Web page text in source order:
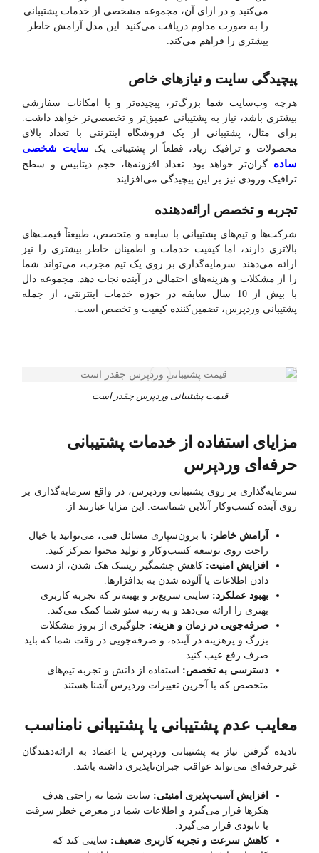
می‌کنید و در ازای آن، مجموعه مشخصی از خدمات پشتیبانی
را به صورت مداوم دریافت می‌کنید. این مدل آرامش خاطر
بیشتری را فراهم می‌کند.
پیچیدگی سایت و نیازهای خاص
هرچه وب‌سایت شما بزرگ‌تر، پیچیده‌تر و با امکانات سفارشی
بیشتری باشد، نیاز به پشتیبانی عمیق‌تر و تخصصی‌تر خواهد داشت.
برای مثال، پشتیبانی از یک فروشگاه اینترنتی با تعداد بالای
محصولات و ترافیک زیاد، قطعاً از پشتیبانی یک سایت شخصی
ساده گران‌تر خواهد بود. تعداد افزونه‌ها، حجم دیتابیس و سطح
ترافیک ورودی نیز بر این پیچیدگی می‌افزایند.
تجربه و تخصص ارائه‌دهنده
شرکت‌ها و تیم‌های پشتیبانی با سابقه و متخصص، طبیعتاً قیمت‌های
بالاتری دارند، اما کیفیت خدمات و اطمینان خاطر بیشتری را نیز
ارائه می‌دهند. سرمایه‌گذاری بر روی یک تیم مجرب، می‌تواند شما
را از مشکلات و هزینه‌های احتمالی در آینده نجات دهد. مجموعه دال
با بیش از 10 سال سابقه در حوزه خدمات اینترنتی، از جمله
پشتیبانی وردپرس، تضمین‌کننده کیفیت و تخصص است.
قیمت پشتیبانی وردپرس چقدر است
مزایای استفاده از خدمات پشتیبانی
حرفه‌ای وردپرس
سرمایه‌گذاری بر روی پشتیبانی وردپرس، در واقع سرمایه‌گذاری بر
روی آینده کسب‌وکار آنلاین شماست. این مزایا عبارتند از:
آرامش خاطر: با برون‌سپاری مسائل فنی، می‌توانید با خیال
راحت روی توسعه کسب‌وکار و تولید محتوا تمرکز کنید.
افزایش امنیت: کاهش چشمگیر ریسک هک شدن، از دست
دادن اطلاعات یا آلوده شدن به بدافزارها.
بهبود عملکرد: سایتی سریع‌تر و بهینه‌تر که تجربه کاربری
بهتری را ارائه می‌دهد و به رتبه سئو شما کمک می‌کند.
صرفه‌جویی در زمان و هزینه: جلوگیری از بروز مشکلات
بزرگ و پرهزینه در آینده، و صرفه‌جویی در وقت شما که باید
صرف رفع عیب کنید.
دسترسی به تخصص: استفاده از دانش و تجربه تیم‌های
متخصص که با آخرین تغییرات وردپرس آشنا هستند.
معایب عدم پشتیبانی یا پشتیبانی نامناسب
نادیده گرفتن نیاز به پشتیبانی وردپرس یا اعتماد به ارائه‌دهندگان
غیرحرفه‌ای می‌تواند عواقب جبران‌ناپذیری داشته باشد:
افزایش آسیب‌پذیری امنیتی: سایت شما به راحتی هدف
هکرها قرار می‌گیرد و اطلاعات شما در معرض خطر سرقت
یا نابودی قرار می‌گیرد.
کاهش سرعت و تجربه کاربری ضعیف: سایتی کند که